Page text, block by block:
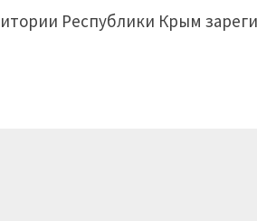
Республики Крым